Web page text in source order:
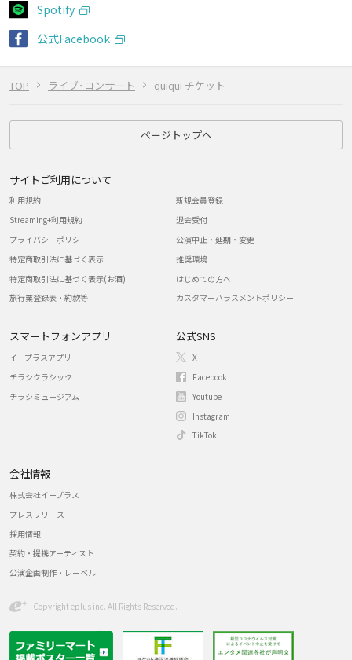
TOP ライブ･コンサート quiqui チケット
Spotify
公式Facebook
ページトップへ
サイトご利用について
利用規約
Streaming+利用規約
プライバシーポリシー
特定商取引法に基づく表示
特定商取引法に基づく表示(お酒)
旅行業登録表・約款等
新規会員登録
退会受付
公演中止・延期・変更
推奨環境
はじめての方へ
カスタマーハラスメントポリシー
スマートフォンアプリ
イープラスアプリ
チラシクラシック
チラシミュージアム
公式SNS
X
Facebook
Youtube
Instagram
TikTok
会社情報
株式会社イープラス
プレスリリース
採用情報
契約・提携アーティスト
公演企画制作・レーベル
Copyright eplus inc. All Rights Reserved.